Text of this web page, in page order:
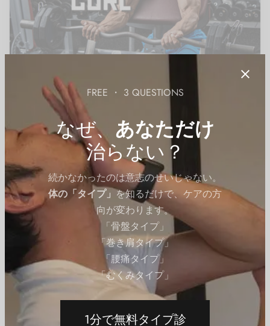
FREE ・ 3 QUESTIONS
なぜ、 あなただけ
治らない？
続かなかったのは意志のせいじゃない。
体の「タイプ」を知るだけで、ケアの方
向が変わります。
「骨盤タイプ」
「巻き肩タイプ」
「腰痛タイプ」
「むくみタイプ」
1分で無料タイプ診
手・腕の筋トレ
プリチャーカールの効果的なやり方｜力こぶの上腕二頭
筋を鍛えるトレーニング
on 2023年11月16日